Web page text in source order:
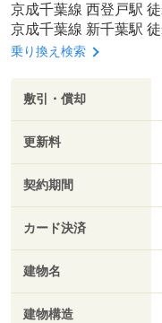
京成千葉線 西登戸駅
京成千葉線 新千葉駅
乗り換え検索
敷引・償却
更新料
契約期間
カード決済
建物名
建物構造